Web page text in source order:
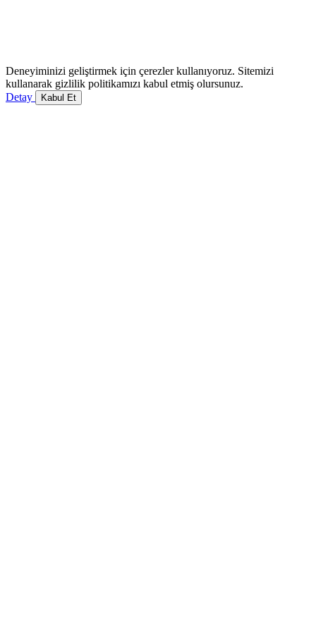
Deneyiminizi geliştirmek için çerezler kullanıyoruz. Sitemizi
kullanarak gizlilik politikamızı kabul etmiş olursunuz.
Detay
Kabul Et